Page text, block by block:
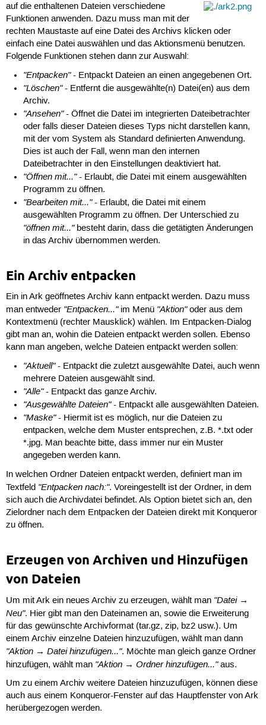
auf die enthaltenen Dateien verschiedene
Funktionen anwenden. Dazu muss man mit der
rechten Maustaste auf eine Datei des Archivs klicken oder
einfach eine Datei auswählen und das Aktionsmenü benutzen.
Folgende Funktionen stehen dann zur Auswahl:
"Entpacken"- Entpackt Dateien an einen angegebenen Ort.
"Löschen"- Entfernt die ausgewählte(n) Datei(en) aus dem
Archiv.
"Ansehen"- Öffnet die Datei im integrierten Dateibetrachter
oder falls dieser Dateien dieses Typs nicht darstellen kann,
mit der vom System als Standard definierten Anwendung.
Dies ist auch der Fall, wenn man den internen
Dateibetrachter in den Einstellungen deaktiviert hat.
"Öffnen mit..."- Erlaubt, die Datei mit einem ausgewählten
Programm zu öffnen.
"Bearbeiten mit..."- Erlaubt, die Datei mit einem
ausgewählten Programm zu öffnen. Der Unterschied zu
"öffnen mit..."besteht darin, dass die getätigten Änderungen
in das Archiv übernommen werden.
Ein Archiv entpacken
Ein in Ark geöffnetes Archiv kann entpackt werden. Dazu muss
man entweder "Entpacken..."im Menü "Aktion"oder aus dem
Kontextmenü (rechter Mausklick) wählen. Im Entpacken-Dialog
gibt man an, wohin die Dateien entpackt werden sollen. Ebenso
kann man angeben, welche Dateien entpackt werden sollen:
"Aktuell"- Entpackt die zuletzt ausgewählte Datei, auch wenn
mehrere Dateien ausgewählt sind.
"Alle"- Entpackt das ganze Archiv.
"Ausgewählte Dateien"- Entpackt alle ausgewählten Dateien.
"Maske"- Hiermit ist es möglich, nur die Dateien zu
entpacken, welche dem Muster entsprechen, z.B. *.txt oder
*.jpg. Man beachte bitte, dass immer nur ein Muster
angegeben werden kann.
In welchen Ordner Dateien entpackt werden, definiert man im
Textfeld "Entpacken nach:". Voreingestellt ist der Ordner, in dem
sich auch die Archivdatei befindet. Als Option bietet sich an, den
Zielordner nach dem Entpacken der Dateien direkt mit Konqueror
zu öffnen.
Erzeugen von Archiven und Hinzufügen
von Dateien
Um mit Ark ein neues Archiv zu erzeugen, wählt man "Datei →
Neu". Hier gibt man den Dateinamen an, sowie die Erweiterung
für das gewünschte Archivformat (tar.gz, zip, bz2 usw.). Um
einem Archiv einzelne Dateien hinzuzufügen, wählt man dann
"Aktion → Datei hinzufügen...". Möchte man gleich ganze Ordner
hinzufügen, wählt man "Aktion → Ordner hinzufügen..."aus.
Um zu einem Archiv weitere Dateien hinzuzufügen, können diese
auch aus einem Konqueror-Fenster auf das Hauptfenster von Ark
herübergezogen werden.